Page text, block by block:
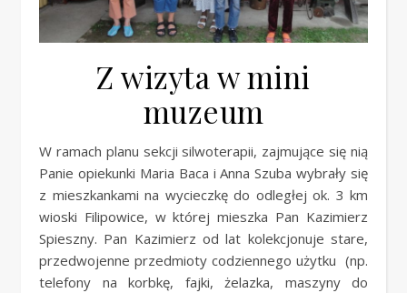
Z wizyta w mini
muzeum
W ramach planu sekcji silwoterapii, zajmujące się nią
Panie opiekunki Maria Baca i Anna Szuba wybrały się
z mieszkankami na wycieczkę do odległej ok. 3 km
wioski Filipowice, w której mieszka Pan Kazimierz
Spieszny. Pan Kazimierz od lat kolekcjonuje stare,
przedwojenne przedmioty codziennego użytku (np.
telefony na korbkę, fajki, żelazka, maszyny do